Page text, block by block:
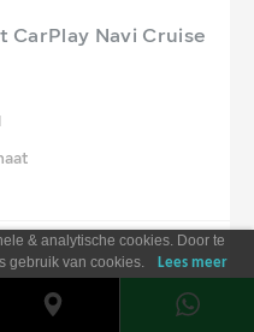
CarPlay Navi Cruise
& analytische cookies. Door te
gebruik van cookies.
Lees meer